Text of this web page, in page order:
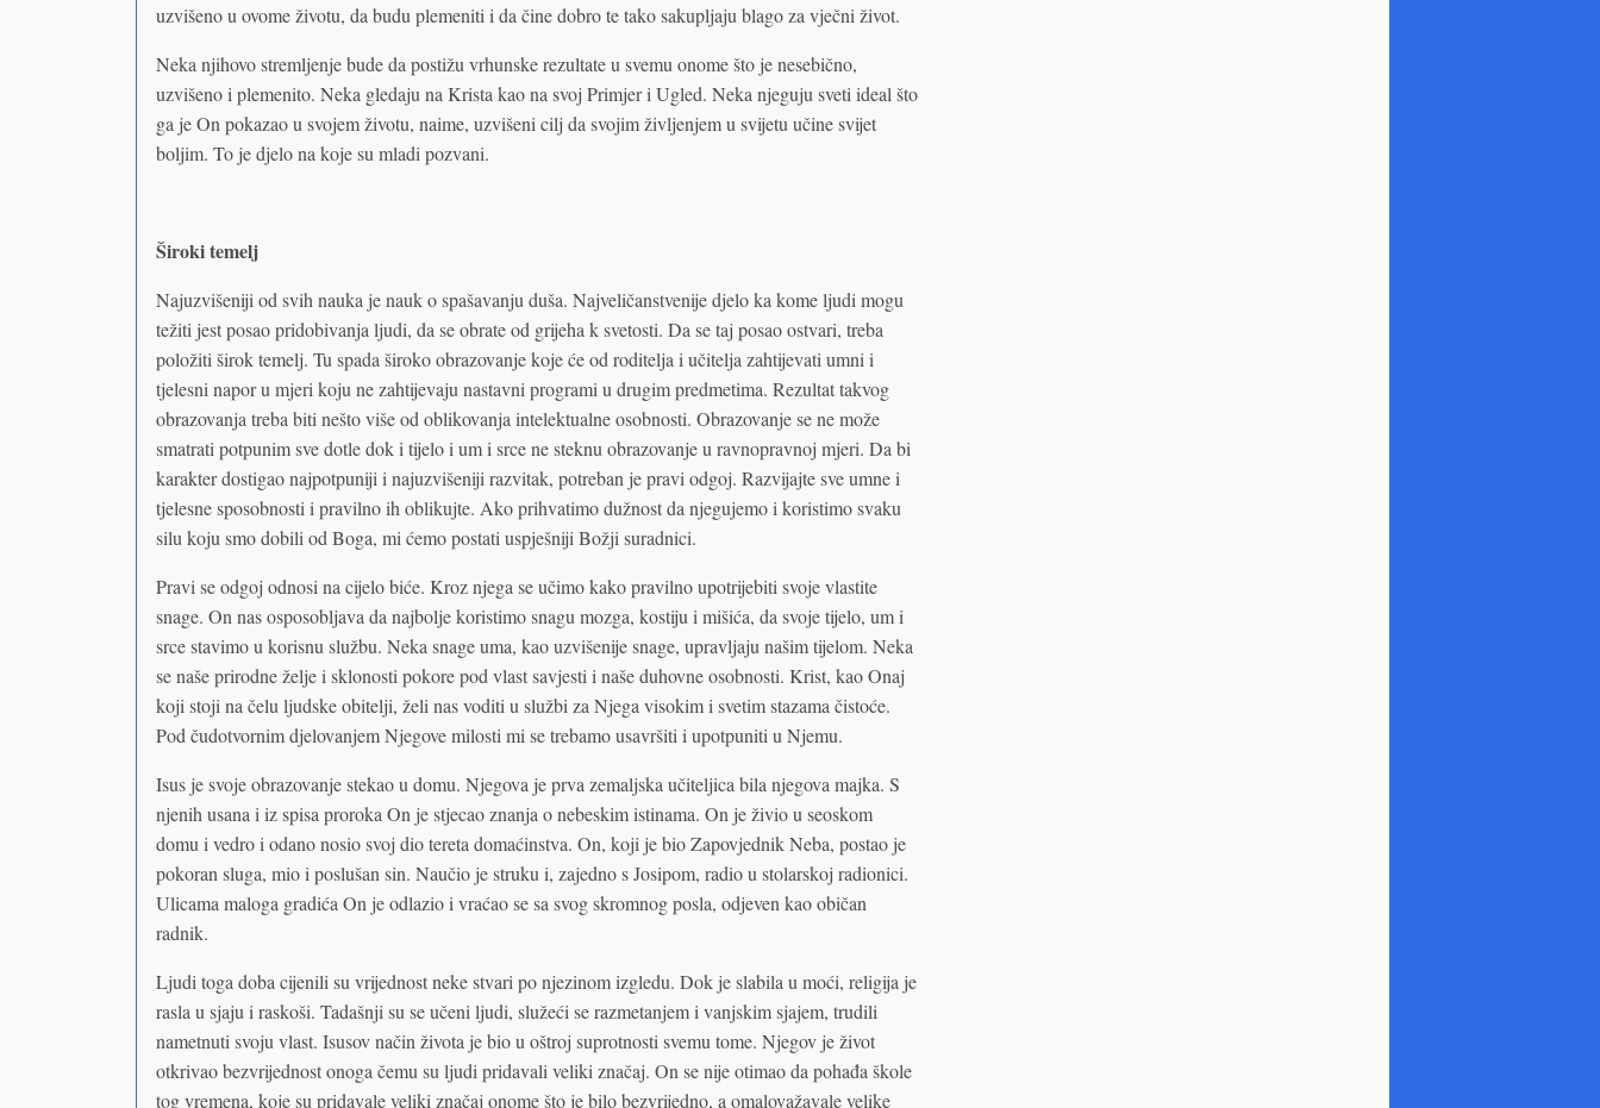
uzvišeno u ovome životu, da budu plemeniti i da čine dobro te tako sakupljaju blago za vječni život.
Neka njihovo stremljenje bude da postižu vrhunske rezultate u svemu onome što je nesebično,
uzvišeno i plemenito. Neka gledaju na Krista kao na svoj Primjer i Ugled. Neka njeguju sveti ideal što
ga je On pokazao u svojem životu, naime, uzvišeni cilj da svojim življenjem u svijetu učine svijet
boljim. To je djelo na koje su mladi pozvani.
Široki temelj
Najuzvišeniji od svih nauka je nauk o spašavanju duša. Najveličanstvenije djelo ka kome ljudi mogu
težiti jest posao pridobivanja ljudi, da se obrate od grijeha k svetosti. Da se taj posao ostvari, treba
položiti širok temelj. Tu spada široko obrazovanje koje će od roditelja i učitelja zahtijevati umni i
tjelesni napor u mjeri koju ne zahtijevaju nastavni programi u drugim predmetima. Rezultat takvog
obrazovanja treba biti nešto više od oblikovanja intelektualne osobnosti. Obrazovanje se ne može
smatrati potpunim sve dotle dok i tijelo i um i srce ne steknu obrazovanje u ravnopravnoj mjeri. Da bi
karakter dostigao najpotpuniji i najuzvišeniji razvitak, potreban je pravi odgoj. Razvijajte sve umne i
tjelesne sposobnosti i pravilno ih oblikujte. Ako prihvatimo dužnost da njegujemo i koristimo svaku
silu koju smo dobili od Boga, mi ćemo postati uspješniji Božji suradnici.
Pravi se odgoj odnosi na cijelo biće. Kroz njega se učimo kako pravilno upotrijebiti svoje vlastite
snage. On nas osposobljava da najbolje koristimo snagu mozga, kostiju i mišića, da svoje tijelo, um i
srce stavimo u korisnu službu. Neka snage uma, kao uzvišenije snage, upravljaju našim tijelom. Neka
se naše prirodne želje i sklonosti pokore pod vlast savjesti i naše duhovne osobnosti. Krist, kao Onaj
koji stoji na čelu ljudske obitelji, želi nas voditi u službi za Njega visokim i svetim stazama čistoće.
Pod čudotvornim djelovanjem Njegove milosti mi se trebamo usavršiti i upotpuniti u Njemu.
Isus je svoje obrazovanje stekao u domu. Njegova je prva zemaljska učiteljica bila njegova majka. S
njenih usana i iz spisa proroka On je stjecao znanja o nebeskim istinama. On je živio u seoskom
domu i vedro i odano nosio svoj dio tereta domaćinstva. On, koji je bio Zapovjednik Neba, postao je
pokoran sluga, mio i poslušan sin. Naučio je struku i, zajedno s Josipom, radio u stolarskoj radionici.
Ulicama maloga gradića On je odlazio i vraćao se sa svog skromnog posla, odjeven kao običan
radnik.
Ljudi toga doba cijenili su vrijednost neke stvari po njezinom izgledu. Dok je slabila u moći, religija je
rasla u sjaju i raskoši. Tadašnji su se učeni ljudi, služeći se razmetanjem i vanjskim sjajem, trudili
nametnuti svoju vlast. Isusov način života je bio u oštroj suprotnosti svemu tome. Njegov je život
otkrivao bezvrijednost onoga čemu su ljudi pridavali veliki značaj. On se nije otimao da pohađa škole
tog vremena, koje su pridavale veliki značaj onome što je bilo bezvrijedno, a omalovažavale velike